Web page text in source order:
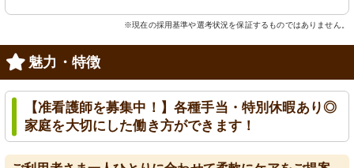
※現在の採用基準や選考状況を保証するものではありません。
魅力・特徴
【准看護師を募集中！】各種手当・特別休暇あり◎
家庭を大切にした働き方ができます！